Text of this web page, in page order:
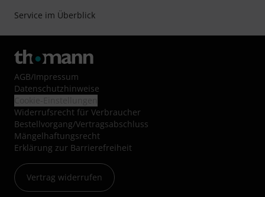
Service im Überblick
AGB/Impressum
Datenschutzhinweise
Widerrufsrecht für Verbraucher
Bestellvorgang/Vertragsabschluss
Mängelhaftungsrecht
Erklärung zur Barrierefreiheit
Vertrag widerrufen